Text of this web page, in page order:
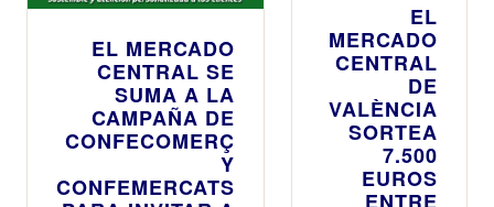
EL MERCADO
CENTRAL SE
SUMA A LA
CAMPAÑA DE
CONFECOMERÇ
Y
CONFEMERCATS
EL
MERCADO
CENTRAL
DE
VALÈNCIA
SORTEA
7.500
EUROS
ENTRE